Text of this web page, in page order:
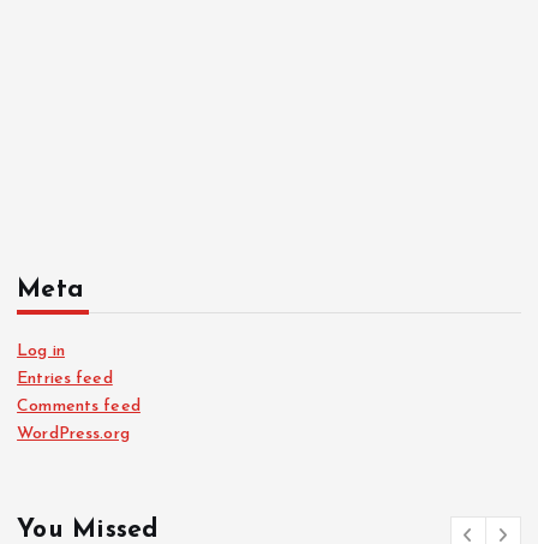
Meta
Log in
Entries feed
Comments feed
WordPress.org
You Missed